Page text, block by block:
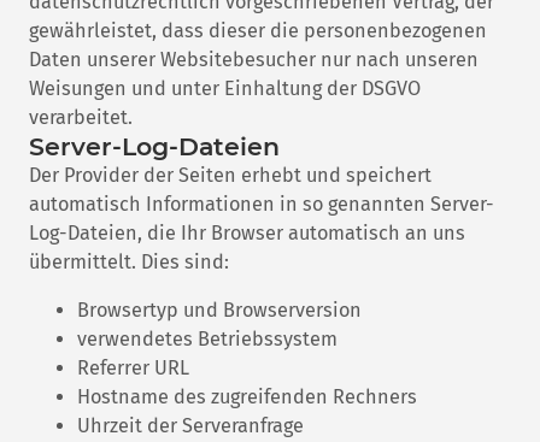
gewährleistet, dass dieser die personenbezogenen
Daten unserer Websitebesucher nur nach unseren
Weisungen und unter Einhaltung der DSGVO
verarbeitet.
Server-Log-Dateien
Der Provider der Seiten erhebt und speichert
automatisch Informationen in so genannten Server-
Log-Dateien, die Ihr Browser automatisch an uns
übermittelt. Dies sind:
Browsertyp und Browserversion
verwendetes Betriebssystem
Referrer URL
Hostname des zugreifenden Rechners
Uhrzeit der Serveranfrage